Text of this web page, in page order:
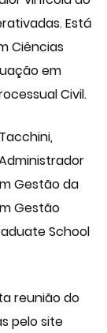
Está
Ciências
em
Civil.
Gestão da
Gestão
School
reunião do
pelo site